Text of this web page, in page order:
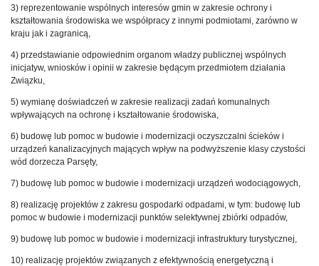
3) reprezentowanie wspólnych interesów gmin w zakresie ochrony i
kształtowania środowiska we współpracy z innymi podmiotami, zarówno w
kraju jak i zagranicą,
4) przedstawianie odpowiednim organom władzy publicznej wspólnych
inicjatyw, wniosków i opinii w zakresie będącym przedmiotem działania
Związku,
5) wymianę doświadczeń w zakresie realizacji zadań komunalnych
wpływających na ochronę i kształtowanie środowiska,
6) budowę lub pomoc w budowie i modernizacji oczyszczalni ścieków i
urządzeń kanalizacyjnych mających wpływ na podwyższenie klasy czystości
wód dorzecza Parsęty,
7) budowę lub pomoc w budowie i modernizacji urządzeń wodociągowych,
8) realizację projektów z zakresu gospodarki odpadami, w tym: budowę lub
pomoc w budowie i modernizacji punktów selektywnej zbiórki odpadów,
9) budowę lub pomoc w budowie i modernizacji infrastruktury turystycznej,
10) realizację projektów związanych z efektywnością energetyczną i